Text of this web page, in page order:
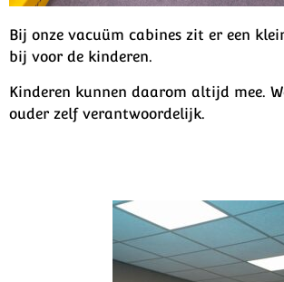
Bij onze vacuüm cabines zit er een
bij voor de kinderen.
Kinderen kunnen daarom altijd mee.
ouder zelf verantwoordelijk.